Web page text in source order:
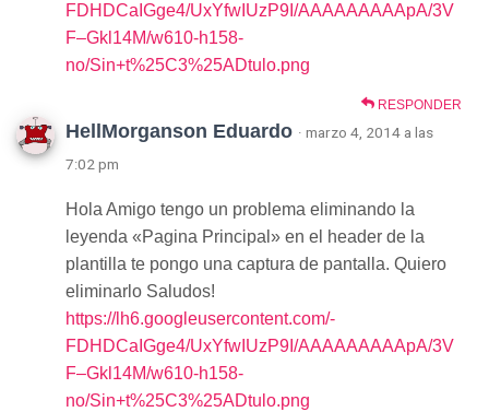
FDHDCaIGge4/UxYfwIUzP9I/AAAAAAAAApA/3V
F–Gkl14M/w610-h158-
no/Sin+t%25C3%25ADtulo.png
RESPONDER
HellMorganson Eduardo · marzo 4, 2014 a las
7:02 pm
Hola Amigo tengo un problema eliminando la
leyenda «Pagina Principal» en el header de la
plantilla te pongo una captura de pantalla. Quiero
eliminarlo Saludos!
https://lh6.googleusercontent.com/-
FDHDCaIGge4/UxYfwIUzP9I/AAAAAAAAApA/3V
F–Gkl14M/w610-h158-
no/Sin+t%25C3%25ADtulo.png